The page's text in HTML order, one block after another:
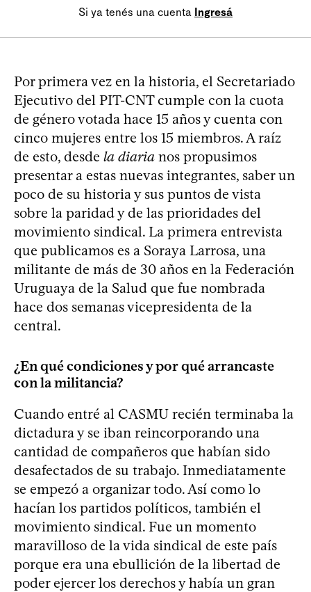
Si ya tenés una cuenta Ingresá
Por primera vez en la historia, el Secretariado
Ejecutivo del PIT-CNT cumple con la cuota
de género votada hace 15 años y cuenta con
cinco mujeres entre los 15 miembros. A raíz
de esto, desde la diaria nos propusimos
presentar a estas nuevas integrantes, saber un
poco de su historia y sus puntos de vista
sobre la paridad y de las prioridades del
movimiento sindical. La primera entrevista
que publicamos es a Soraya Larrosa, una
militante de más de 30 años en la Federación
Uruguaya de la Salud que fue nombrada
hace dos semanas vicepresidenta de la
central.
¿En qué condiciones y por qué arrancaste
con la militancia?
Cuando entré al CASMU recién terminaba la
dictadura y se iban reincorporando una
cantidad de compañeros que habían sido
desafectados de su trabajo. Inmediatamente
se empezó a organizar todo. Así como lo
hacían los partidos políticos, también el
movimiento sindical. Fue un momento
maravilloso de la vida sindical de este país
porque era una ebullición de la libertad de
poder ejercer los derechos y había un gran